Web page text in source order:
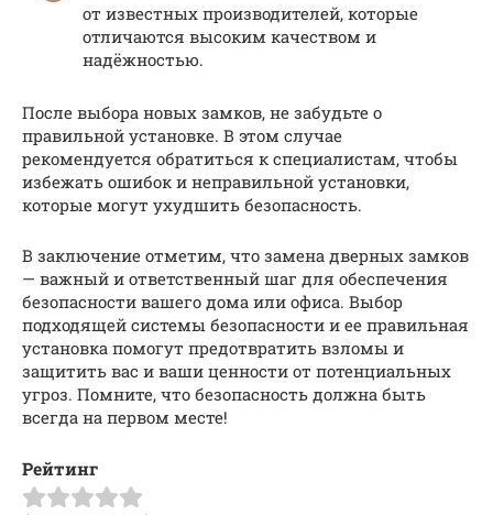
от известных производителей, которые
отличаются высоким качеством и
надёжностью.
После выбора новых замков, не забудьте о
правильной установке. В этом случае
рекомендуется обратиться к специалистам, чтобы
избежать ошибок и неправильной установки,
которые могут ухудшить безопасность.
В заключение отметим, что замена дверных замков
— важный и ответственный шаг для обеспечения
безопасности вашего дома или офиса. Выбор
подходящей системы безопасности и ее правильная
установка помогут предотвратить взломы и
защитить вас и ваши ценности от потенциальных
угроз. Помните, что безопасность должна быть
всегда на первом месте!
Рейтинг